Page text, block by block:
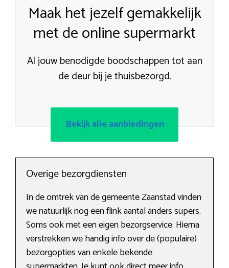
Maak het jezelf gemakkelijk
met de online supermarkt
Al jouw benodigde boodschappen tot aan
de deur bij je thuisbezorgd.
Bekijk alle aanbiedingen
Overige bezorgdiensten
In de omtrek van de gemeente Zaanstad vinden
we natuurlijk nog een flink aantal anders supers.
Soms ook met een eigen bezorgservice. Hierna
verstrekken we handig info over de (populaire)
bezorgopties van enkele bekende